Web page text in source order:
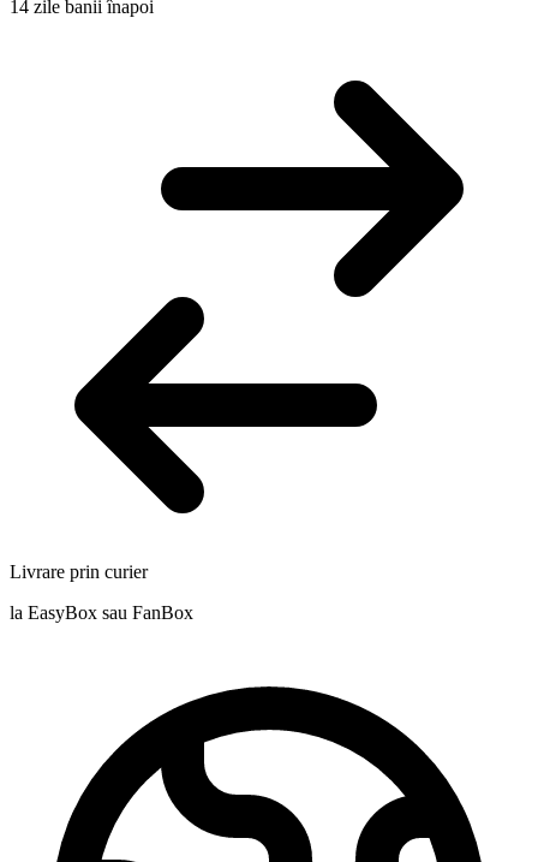
14 zile banii înapoi
Livrare prin curier
la EasyBox sau FanBox